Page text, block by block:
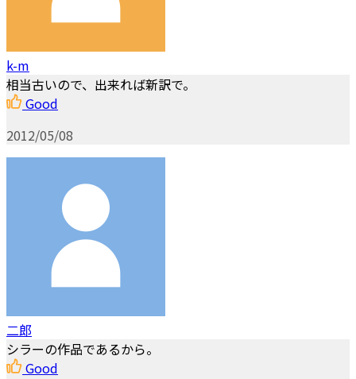
k-m
相当古いので、出来れば新訳で。
Good
2012/05/08
二郎
シラーの作品であるから。
Good